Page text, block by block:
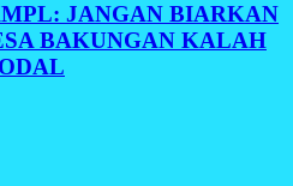
JANGAN BIARKAN
BAKUNGAN KALAH